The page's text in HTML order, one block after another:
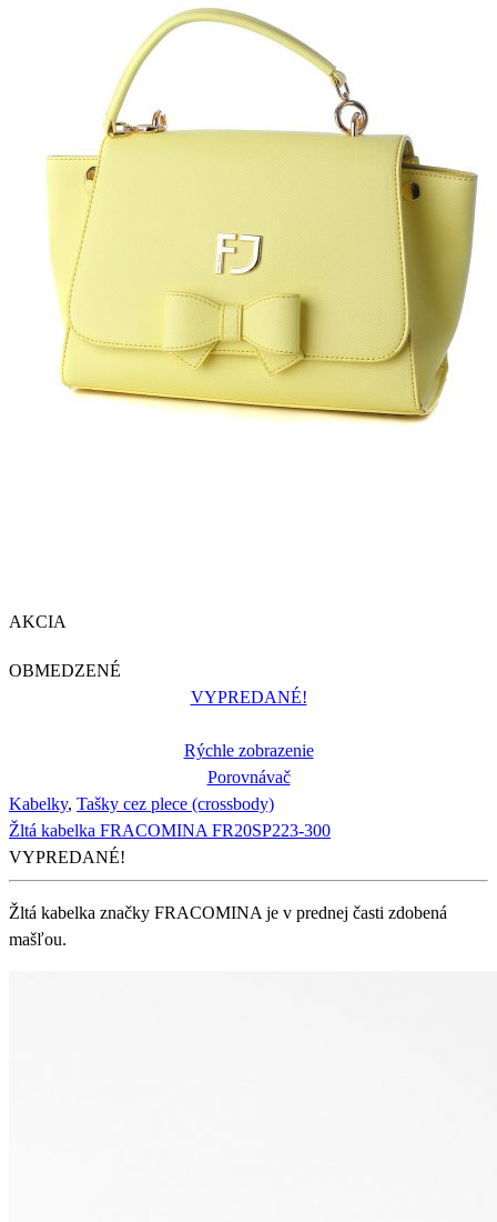
AKCIA
OBMEDZENÉ
VYPREDANÉ!
Rýchle zobrazenie
Porovnávač
Kabelky, Tašky cez plece (crossbody)
Žltá kabelka FRACOMINA FR20SP223-300
VYPREDANÉ!
Žltá kabelka značky FRACOMINA je v prednej časti zdobená
mašľou.